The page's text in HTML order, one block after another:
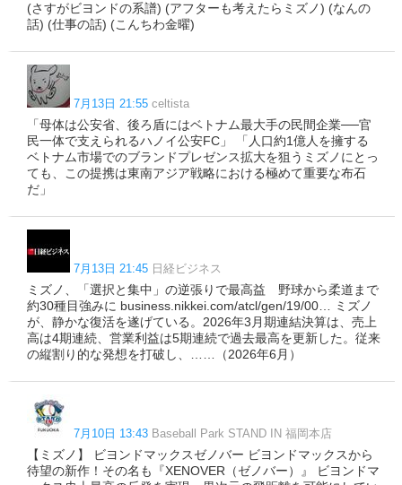
(さすがビヨンドの系譜) (アフターも考えたらミズノ) (なんの
話) (仕事の話) (こんちわ金曜)
7月13日 21:55 celtista
「母体は公安省、後ろ盾にはベトナム最大手の民間企業──官
民一体で支えられるハノイ公安FC」 「人口約1億人を擁する
ベトナム市場でのブランドプレゼンス拡大を狙うミズノにとっ
ても、この提携は東南アジア戦略における極めて重要な布石
だ」
7月13日 21:45 日経ビジネス
ミズノ、「選択と集中」の逆張りで最高益 野球から柔道まで
約30種目強みに business.nikkei.com/atcl/gen/19/00… ミズノ
が、静かな復活を遂げている。2026年3月期連結決算は、売上
高は4期連続、営業利益は5期連続で過去最高を更新した。従来
の縦割り的な発想を打破し、……（2026年6月）
7月10日 13:43 Baseball Park STAND IN 福岡本店
【ミズノ】 ビヨンドマックスゼノバー ビヨンドマックスから
待望の新作！その名も『XENOVER（ゼノバー）』 ビヨンドマ